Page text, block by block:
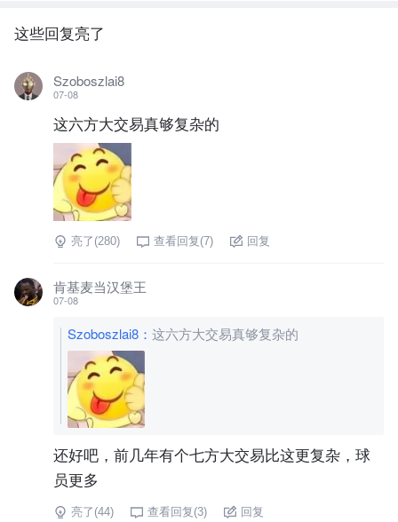
这些回复亮了
Szoboszlai8
07-08
这六方大交易真够复杂的
亮了(280) 查看回复(7) 回复
肯基麦当汉堡王
07-08
Szoboszlai8 ： 这六方大交易真够复杂的
还好吧，前几年有个七方大交易比这更复杂，球
员更多
亮了(44) 查看回复(3) 回复